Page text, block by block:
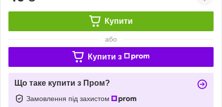
Купити
або
Купити з
Що таке купити з Пром?
Замовлення під захистом